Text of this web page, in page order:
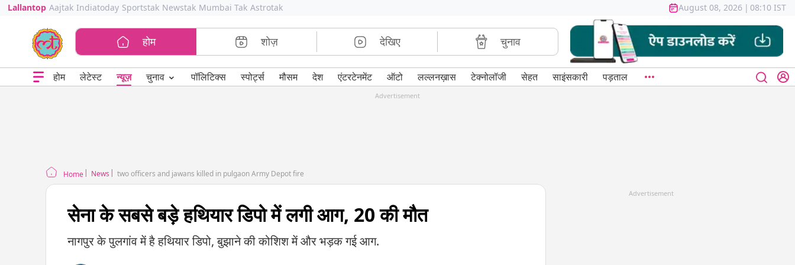
Lallantop Aajtak Indiatoday Sportstak Newstak Mumbai Tak Astrotak August 08, 2026 | 08:10 IST
होम शोज़ देखिए चुनाव
होम लेटेस्ट न्यूज़ चुनाव ⌄ पॉलिटिक्स स्पोर्ट्स मौसम देश एंटरटेनमेंट ऑटो लल्लनख़ास टेक्नोलॉजी सेहत साइंसकारी पड़ताल
Advertisement
Home News two officers and jawans killed in pulgaon Army Depot fire
सेना के सबसे बड़े हथियार डिपो में लगी आग, 20 की मौत
नागपुर के पुलगांव में है हथियार डिपो, बुझाने की कोशिश में और भड़क गई आग.
Advertisement